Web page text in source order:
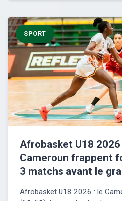
SPORT
Afrobasket U18
Cameroun frappent
3 matchs avant le
Afrobasket U18 2026 : le